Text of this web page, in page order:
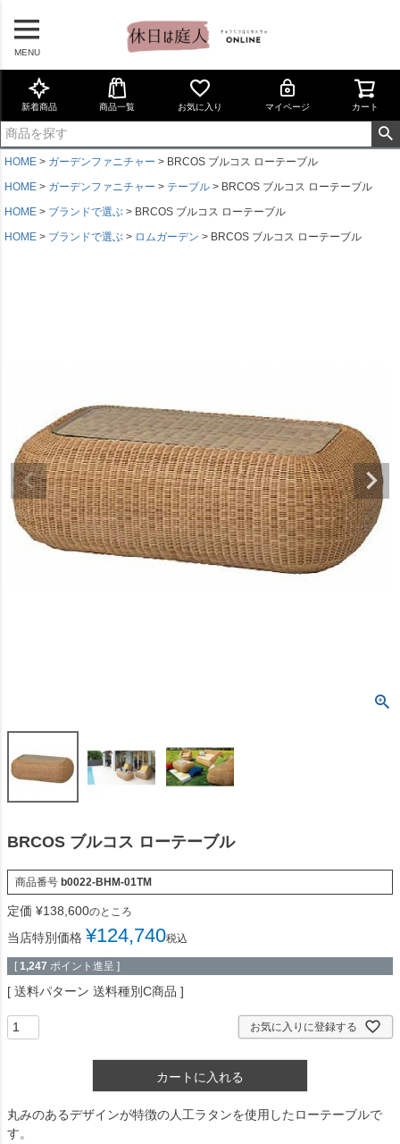
MENU
新着商品 商品一覧 お気に入り マイページ カート
HOME ガーデンファニチャー
BRCOS ブルコス ローテーブル
HOME
ガーデンファニチャー テーブル
BRCOS ブルコス ローテーブル
HOME
ブランドで選ぶ
BRCOS ブルコス ローテーブル
HOME
ブランドで選ぶ ロムガーデン BRCOS ブルコス ローテーブル
BRCOS ブルコス ローテーブル
商品番号 b0022-BHM-01TM
定価 ¥138,600のところ
当店特別価格 ¥124,740税込
[ 1,247 ポイント進呈 ]
送料パターン 送料種別C商品
お気に入りに登録する
カートに入れる
丸みのあるデザインが特徴の人工ラタンを使用したローテーブルで
す。